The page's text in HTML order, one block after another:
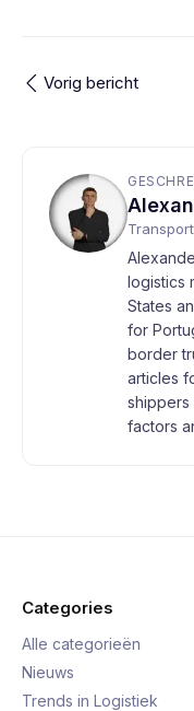
Vorig bericht
logistics
States
for
border
articles
shippers
factors
Categories
Alle categorieën
Nieuws
Trends in Logistiek